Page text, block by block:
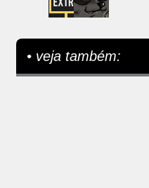
• veja também: